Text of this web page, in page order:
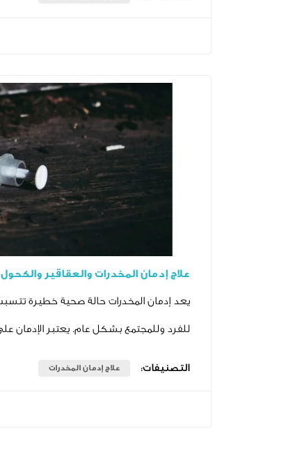
علاج إدمان المخدرات والعقاقير
يعد إدمان المخدرات حالة صحية خطيرة
للفرد وللمجتمع بشكل عام. يعتبر الإدمان
التصنيفات: علاج إدمان المخدرات